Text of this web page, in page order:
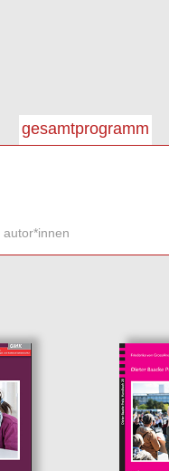
gesamtprogramm
autor*innen